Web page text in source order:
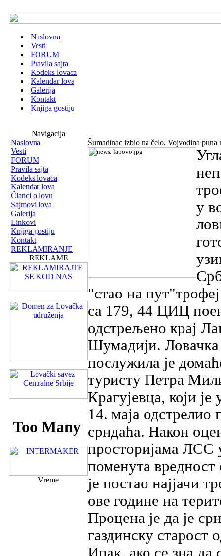
Naslovna
Vesti
FORUM
Pravila sajta
Kodeks lovaca
Kalendar lova
Galerija
Kontakt
Knjiga gostiju
Navigacija
Naslovna
Vesti
FORUM
Pravila sajta
Kodeks lovaca
Kalendar lova
Članci o lovu
Sajmovi lova
Galerija
Linkovi
Knjiga gostiju
Kontakt
REKLAMIRANJE
REKLAME
Vreme
Šumadinac izbio na čelo, Vojvodina puna
у
"стао на
са 179, 44 ЦИЦ
одстрељено крај
Шумадији. Ловачка
послужила је
туристу Петра
Крагујевца, који
14. маја одстрелио
срндаћа. Након
просторијама ЛСС
поменута вредност
је постао најјачи
ове године на
Процена је да је
газдинску старост
Ипак, ако се зна да